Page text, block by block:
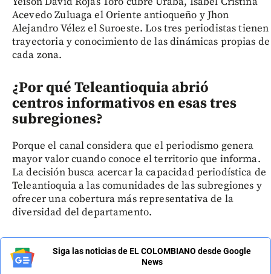
Acevedo Zuluaga el Oriente antioqueño y Jhon
Alejandro Vélez el Suroeste. Los tres periodistas tienen
trayectoria y conocimiento de las dinámicas propias de
cada zona.
¿Por qué Teleantioquia abrió
centros informativos en esas tres
subregiones?
Porque el canal considera que el periodismo genera
mayor valor cuando conoce el territorio que informa.
La decisión busca acercar la capacidad periodística de
Teleantioquia a las comunidades de las subregiones y
ofrecer una cobertura más representativa de la
diversidad del departamento.
Siga las noticias de EL COLOMBIANO desde Google
News